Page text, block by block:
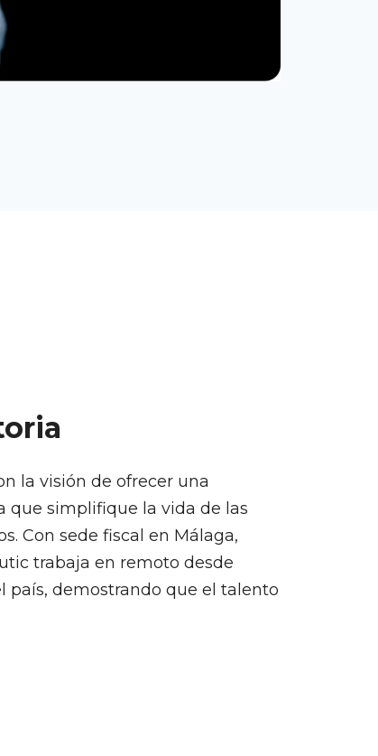
la visión de ofrecer una
que simplifique la vida de las
Con sede fiscal en Málaga,
trabaja en remoto desde
país, demostrando que el talento